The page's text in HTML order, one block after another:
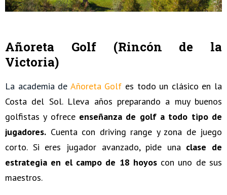
Añoreta Golf (Rincón de la
Victoria)
La academia de Añoreta Golf es todo un clásico en la
Costa del Sol. Lleva años preparando a muy buenos
golfistas y ofrece enseñanza de golf a todo tipo de
jugadores. Cuenta con driving range y zona de juego
corto. Si eres jugador avanzado, pide una clase de
estrategia en el campo de 18 hoyoscon uno de sus
maestros.